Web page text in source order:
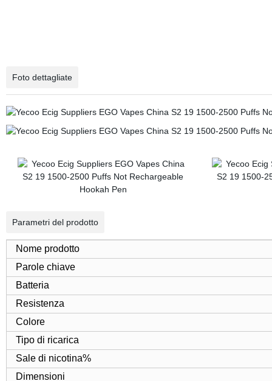
Foto dettagliate
Parametri del prodotto
Nome prodotto
Parole chiave
Batteria
Resistenza
Colore
Tipo di ricarica
Sale di nicotina%
Dimensioni